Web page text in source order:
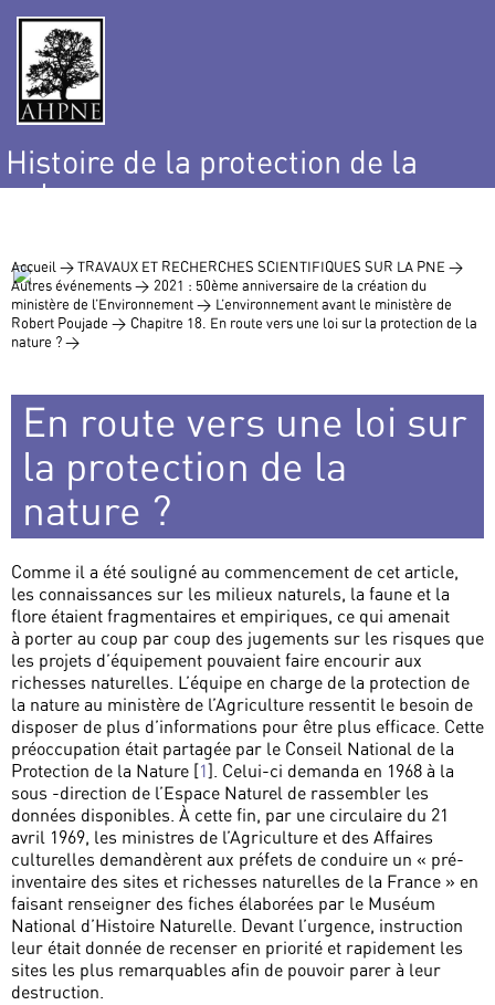
Histoire de la protection de la
nature
Accueil >TRAVAUX ET RECHERCHES SCIENTIFIQUES SUR LA PNE >
Autres événements > 2021 : 50ème anniversaire de la création du
ministère de l’Environnement > L’environnement avant le ministère de
Robert Poujade > Chapitre 18. En route vers une loi sur la protection de la
nature ? >
En route vers une loi sur
la protection de la
nature ?
Comme il a été souligné au commencement de cet article,
les connaissances sur les milieux naturels, la faune et la
flore étaient fragmentaires et empiriques, ce qui amenait
à porter au coup par coup des jugements sur les risques que
les projets d’équipement pouvaient faire encourir aux
richesses naturelles. L’équipe en charge de la protection de
la nature au ministère de l’Agriculture ressentit le besoin de
disposer de plus d’informations pour être plus efficace. Cette
préoccupation était partagée par le Conseil National de la
Protection de la Nature [1]. Celui-ci demanda en 1968 à la
sous -direction de l’Espace Naturel de rassembler les
données disponibles. À cette fin, par une circulaire du 21
avril 1969, les ministres de l’Agriculture et des Affaires
culturelles demandèrent aux préfets de conduire un « pré-
inventaire des sites et richesses naturelles de la France » en
faisant renseigner des fiches élaborées par le Muséum
National d’Histoire Naturelle. Devant l’urgence, instruction
leur était donnée de recenser en priorité et rapidement les
sites les plus remarquables afin de pouvoir parer à leur
destruction.